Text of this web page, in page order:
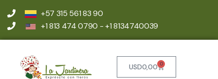
+57 315 561 83 90
+1 813 474 0790 - +1 8134740039
USD0,00 0